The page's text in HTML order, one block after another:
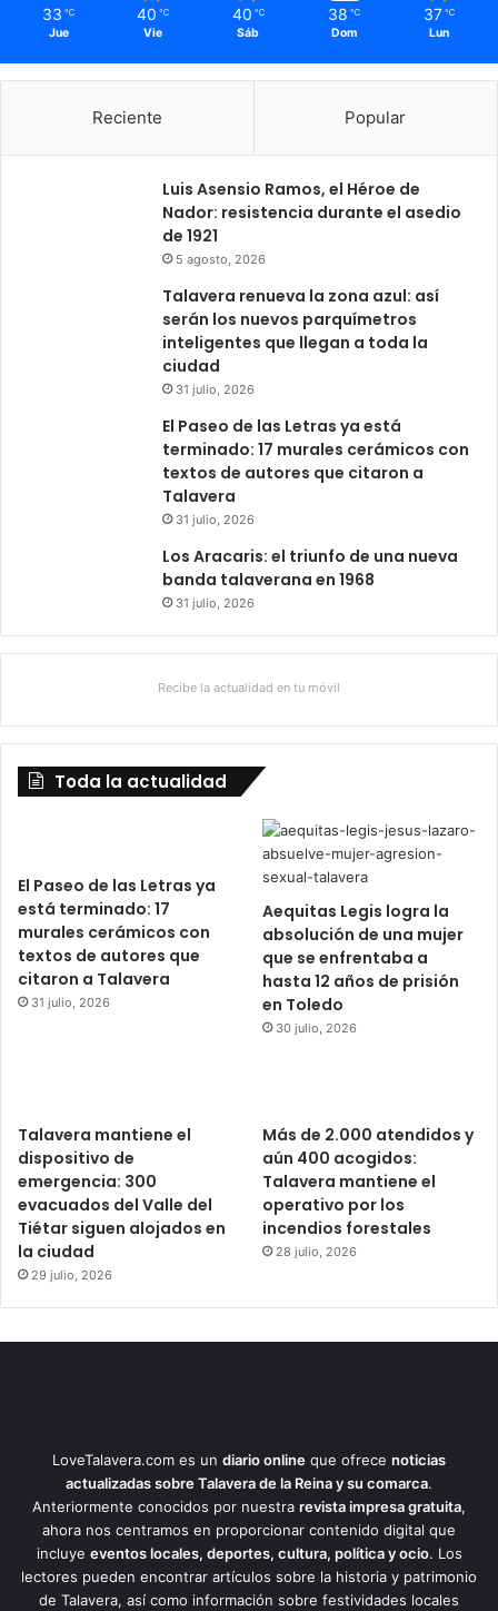
33 ℃
Jue
40 ℃
Vie
40 ℃
Sáb
38 ℃
Dom
37 ℃
Lun
Reciente Popular
Luis Asensio Ramos, el Héroe de
Nador: resistencia durante el asedio
de 1921
5 agosto, 2026
Talavera renueva la zona azul: así
serán los nuevos parquímetros
inteligentes que llegan a toda la
ciudad
31 julio, 2026
El Paseo de las Letras ya está
terminado: 17 murales cerámicos con
textos de autores que citaron a
Talavera
31 julio, 2026
Los Aracaris: el triunfo de una nueva
banda talaverana en 1968
31 julio, 2026
Recibe la actualidad en tu móvil
Toda la actualidad
El Paseo de las Letras ya
está terminado: 17
murales cerámicos con
textos de autores que
citaron a Talavera
31 julio, 2026
Aequitas Legis logra la
absolución de una mujer
que se enfrentaba a
hasta 12 años de prisión
en Toledo
30 julio, 2026
Talavera mantiene el
dispositivo de
emergencia: 300
evacuados del Valle del
Tiétar siguen alojados en
la ciudad
29 julio, 2026
Más de 2.000 atendidos y
aún 400 acogidos:
Talavera mantiene el
operativo por los
incendios forestales
28 julio, 2026
LoveTalavera.com es un diario online que ofrece noticias
actualizadas sobre Talavera de la Reina y su comarca.
Anteriormente conocidos por nuestra revista impresa gratuita,
ahora nos centramos en proporcionar contenido digital que
incluye eventos locales, deportes, cultura, política y ocio. Los
lectores pueden encontrar artículos sobre la historia y patrimonio
de Talavera, así como información sobre festividades locales